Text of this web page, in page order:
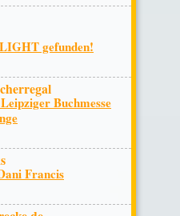
gefunden!
Buchmesse
Francis